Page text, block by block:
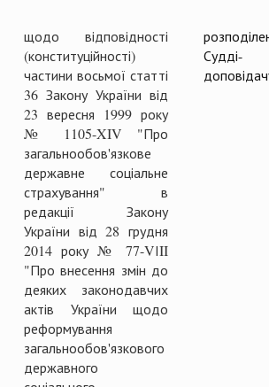
щодо відповідності
(конституційності)
частини восьмої статті
36 Закону України від
23 вересня 1999 року
№ 1105-XIV "Про
загальнообов'язкове
державне соціальне
страхування" в
редакції Закону
України від 28 грудня
2014 року № 77-VІII
"Про внесення змін до
деяких законодавчих
актів України щодо
реформування
загальнообов'язкового
державного
Судді-